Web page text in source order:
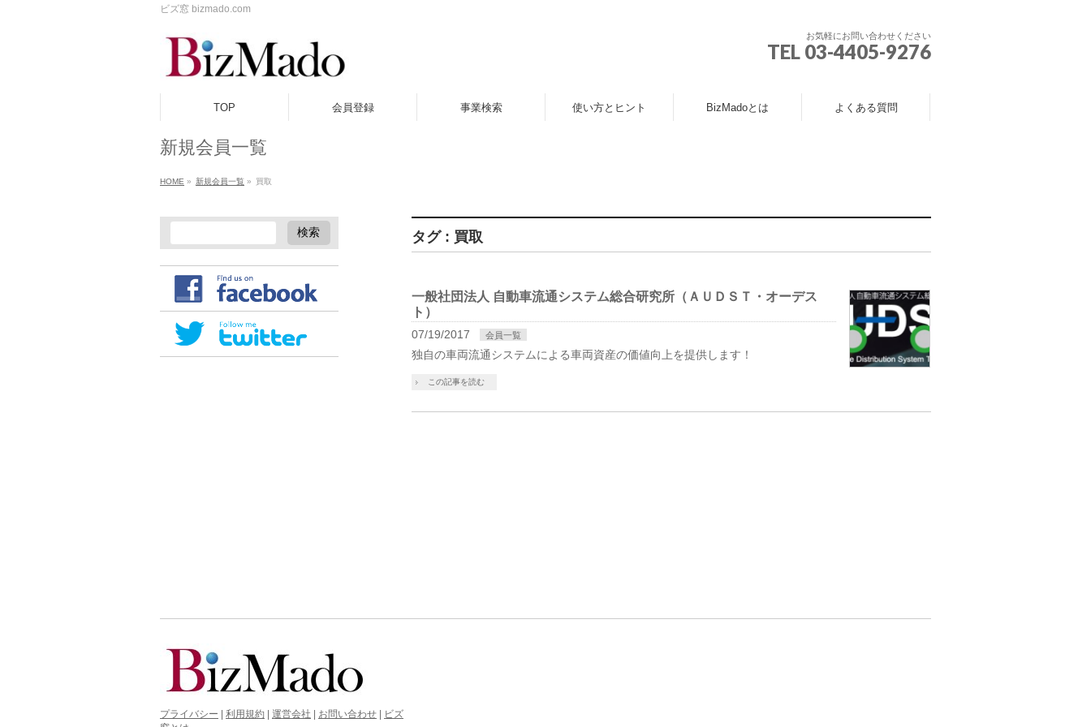
ビズ窓 bizmado.com
お気軽にお問い合わせください
TEL 03-4405-9276
TOP 会員登録 事業検索 使い方とヒント BizMadoとは よくある質問
新規会員一覧
HOME » 新規会員一覧 » 買取
タグ : 買取
一般社団法人 自動車流通システム総合研究所（ＡＵＤＳＴ・オーデス
ト）
07/19/2017 会員一覧
独自の車両流通システムによる車両資産の価値向上を提供します！
この記事を読む
プライバシー 利用規約 運営会社 お問い合わせ
ビズ